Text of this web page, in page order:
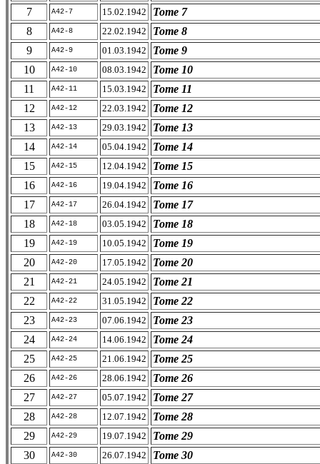
7
A42-7 15.02.1942
Tome 7
8
A42-8 22.02.1942
Tome 8
9
A42-9 01.03.1942
Tome 9
10
A42-10 08.03.1942
Tome 10
11
A42-11 15.03.1942
Tome 11
12
A42-12 22.03.1942
Tome 12
13
A42-13 29.03.1942
Tome 13
14
A42-14 05.04.1942
Tome 14
15
A42-15 12.04.1942
Tome 15
16
A42-16 19.04.1942
Tome 16
17
A42-17 26.04.1942
Tome 17
18
A42-18 03.05.1942
Tome 18
19
A42-19 10.05.1942
Tome 19
20
A42-20 17.05.1942
Tome 20
21
A42-21 24.05.1942
Tome 21
22
A42-22 31.05.1942
Tome 22
23
A42-23 07.06.1942
Tome 23
24
A42-24 14.06.1942
Tome 24
25
A42-25 21.06.1942
Tome 25
26
A42-26 28.06.1942
Tome 26
27
A42-27 05.07.1942
Tome 27
28
A42-28 12.07.1942
Tome 28
29
A42-29 19.07.1942
Tome 29
30
A42-30 26.07.1942
Tome 30